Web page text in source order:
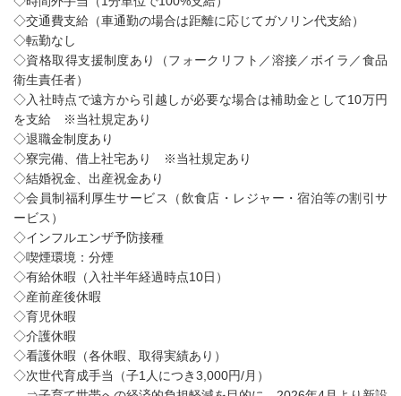
◇交通費支給（車通勤の場合は距離に応じてガソリン代支給）
◇転勤なし
◇資格取得支援制度あり（フォークリフト／溶接／ボイラ／食品
衛生責任者）
◇入社時点で遠方から引越しが必要な場合は補助金として10万円
を支給 ※当社規定あり
◇退職金制度あり
◇寮完備、借上社宅あり ※当社規定あり
◇結婚祝金、出産祝金あり
◇会員制福利厚生サービス（飲食店・レジャー・宿泊等の割引サ
ービス）
◇インフルエンザ予防接種
◇喫煙環境：分煙
◇有給休暇（入社半年経過時点10日）
◇産前産後休暇
◇育児休暇
◇介護休暇
◇看護休暇（各休暇、取得実績あり）
◇次世代育成手当（子1人につき3,000円/月）